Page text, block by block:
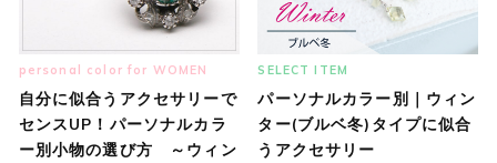
personal color for WOMEN
自分に似合うアクセサリーで
センスUP！パーソナルカラ
ー別小物の選び方 ～ウィン
SELECT ITEM
パーソナルカラー別｜ウィン
ター(ブルベ冬)タイプに似合
うアクセサリー